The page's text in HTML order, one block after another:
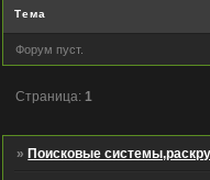
Тема
Форум пуст.
Страница: 1
» Поисковые